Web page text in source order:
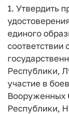
1. Утвердить
единого
соответствии
Республики,
участие в
Вооруженных
Республики,